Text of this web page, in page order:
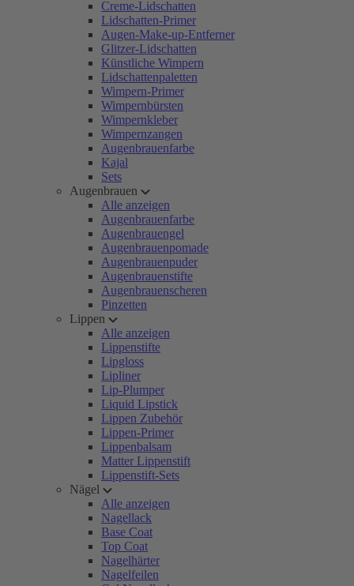
Creme-Lidschatten
Lidschatten-Primer
Augen-Make-up-Entferner
Glitzer-Lidschatten
Künstliche Wimpern
Lidschattenpaletten
Wimpern-Primer
Wimpernbürsten
Wimpernkleber
Wimpernzangen
Augenbrauenfarbe
Kajal
Sets
Augenbrauen
Alle anzeigen
Augenbrauenfarbe
Augenbrauengel
Augenbrauenpomade
Augenbrauenpuder
Augenbrauenstifte
Augenbrauenscheren
Pinzetten
Lippen
Alle anzeigen
Lippenstifte
Lipgloss
Lipliner
Lip-Plumper
Liquid Lipstick
Lippen Zubehör
Lippen-Primer
Lippenbalsam
Matter Lippenstift
Lippenstift-Sets
Nägel
Alle anzeigen
Nagellack
Base Coat
Top Coat
Nagelhärter
Nagelfeilen